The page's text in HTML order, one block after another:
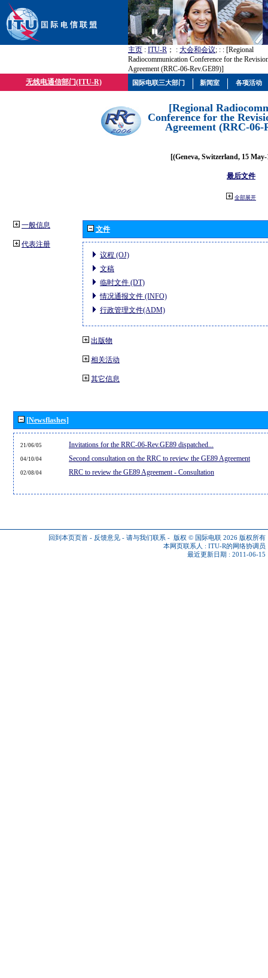
主页 : ITU-R ； : 大会和会议; : : [Regional
Radiocommunication Conference for the
Agreement (RRC-06-Rev.GE89)]
无线电通信部门(ITU-R)
[Regional
Conference for the
Agreement (RRC-06-
[(Geneva, Switzerland, 15
最后文件
全部展开
一般信息
代表注册
文件
议程 (OJ)
文稿
临时文件 (DT)
情况通报文件 (INFO)
行政管理文件(ADM)
出版物
相关活动
其它信息
[Newsflashes]
21/06/05 Invitations for the RRC-06-Rev.GE89 dispatched...
04/10/04 Second consultation on the RRC to review the GE89 Agreement
02/08/04 RRC to review the GE89 Agreement - Consultation
回到本页页首 - 反馈意见 - 请与我们联系 - 版权 © 国际电联 2026 版权所有
本网页联系人 : ITU-R的网络协调员
最近更新日期 : 2011-06-15
国际电联三大部门 新闻室 各项活动